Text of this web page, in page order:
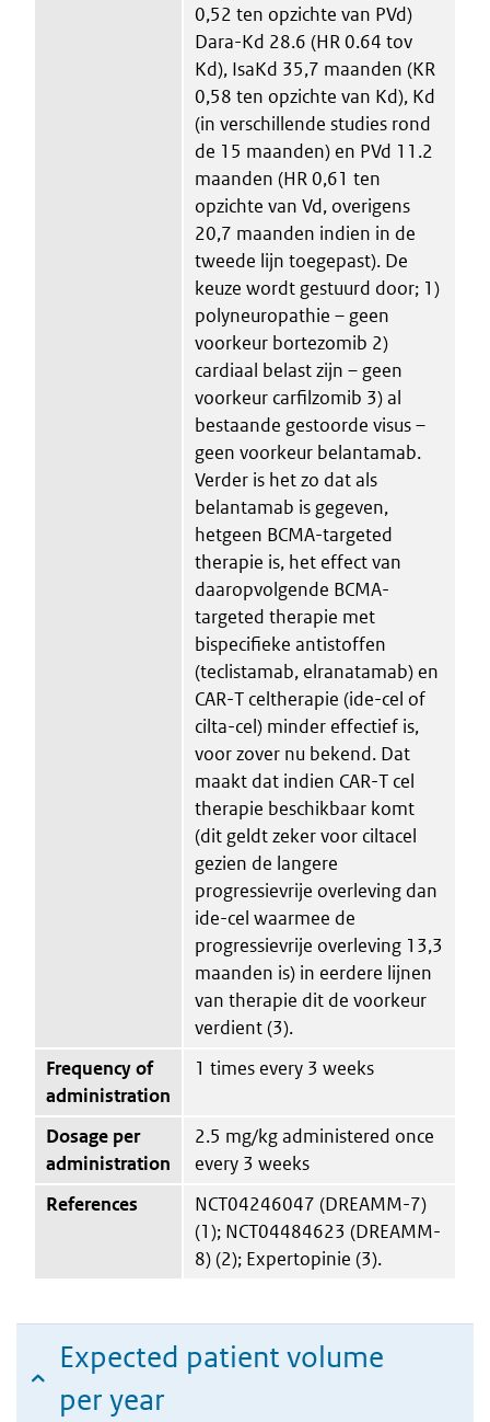
0,52 ten opzichte van PVd)
Dara-Kd 28.6 (HR 0.64 tov
Kd), IsaKd 35,7 maanden (KR
0,58 ten opzichte van Kd), Kd
(in verschillende studies rond
de 15 maanden) en PVd 11.2
maanden (HR 0,61 ten
opzichte van Vd, overigens
20,7 maanden indien in de
tweede lijn toegepast). De
keuze wordt gestuurd door; 1)
polyneuropathie – geen
voorkeur bortezomib 2)
cardiaal belast zijn – geen
voorkeur carfilzomib 3) al
bestaande gestoorde visus –
geen voorkeur belantamab.
Verder is het zo dat als
belantamab is gegeven,
hetgeen BCMA-targeted
therapie is, het effect van
daaropvolgende BCMA-
targeted therapie met
bispecifieke antistoffen
(teclistamab, elranatamab) en
CAR-T celtherapie (ide-cel of
cilta-cel) minder effectief is,
voor zover nu bekend. Dat
maakt dat indien CAR-T cel
therapie beschikbaar komt
(dit geldt zeker voor ciltacel
gezien de langere
progressievrije overleving dan
ide-cel waarmee de
progressievrije overleving 13,3
maanden is) in eerdere lijnen
van therapie dit de voorkeur
verdient (3).
Frequency of
administration
1 times every 3 weeks
Dosage per
administration
2.5 mg/kg administered once
every 3 weeks
References
NCT04246047 (DREAMM-7)
(1); NCT04484623 (DREAMM-
8) (2); Expertopinie (3).
Expected patient volume
per year